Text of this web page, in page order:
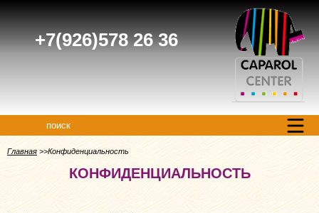
+7(926)578 26 36
поиск
Главная Конфиденциальность
КОНФИДЕНЦИАЛЬНОСТЬ